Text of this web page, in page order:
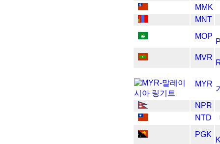
MMK
MNT
MOP
MVR
MYR
NPR
NTD
PGK